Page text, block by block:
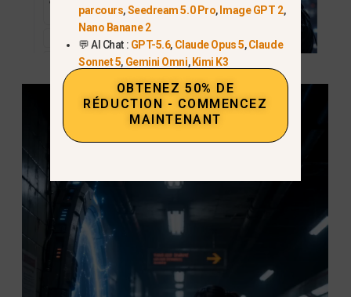
parcours,Seedream 5.0 Pro,Image GPT 2,
Nano Banane 2
💬 AI Chat : GPT-5.6, Claude Opus 5,Claude
Sonnet 5, Gemini Omni,Kimi K3
OBTENEZ 50% DE
RÉDUCTION - COMMENCEZ
MAINTENANT